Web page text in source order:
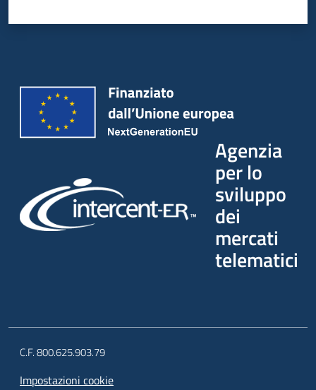
Agenzia
per lo
sviluppo
dei
mercati
telematici
C.F. 800.625.903.79
Impostazioni cookie